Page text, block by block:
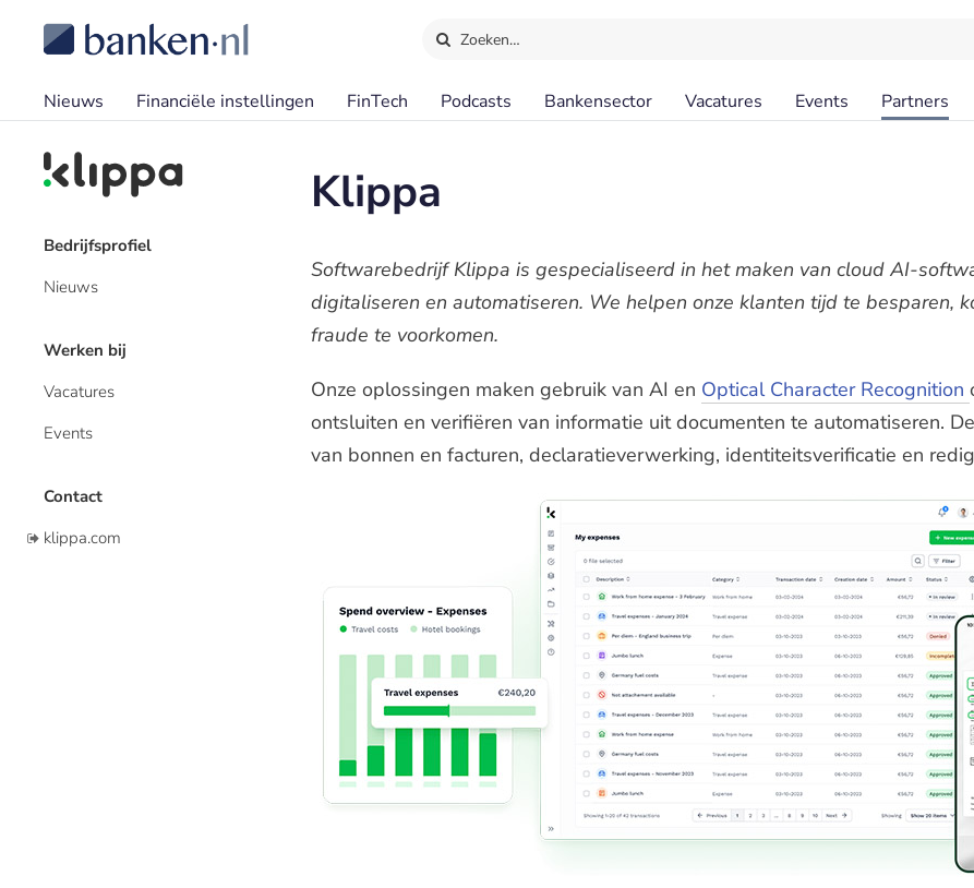
Zoeken…
Nieuws Financiële instellingen FinTech Podcasts Bankensector Vacatures Events Partners
Bedrijfsprofiel
Nieuws
Werken bij
Vacatures
Events
Contact
klippa.com
Klippa
Softwarebedrijf Klippa is gespecialiseerd in het maken van cloud AI-
digitaliseren en automatiseren. We helpen onze klanten tijd te besparen,
fraude te voorkomen.
Onze oplossingen maken gebruik van AI en Optical Character Recognition
ontsluiten en verifiëren van informatie uit documenten te automatiseren.
van bonnen en facturen, declaratieverwerking, identiteitsverificatie en